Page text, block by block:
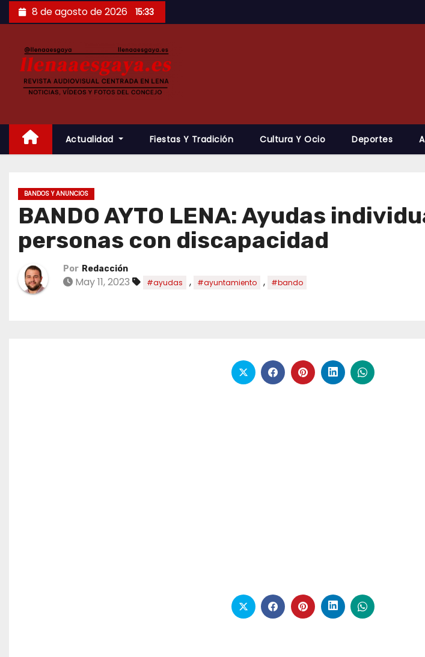
Saltar
al
8 de agosto de 2026 15:33
Actualidad Fiestas Y Tradición Cultura Y Ocio Deportes
BANDOS Y ANUNCIOS
BANDO AYTO LENA: Ayudas
personas con discapacidad
Por Redacción
May 11, 2023 #ayudas , #ayuntamiento , #bando